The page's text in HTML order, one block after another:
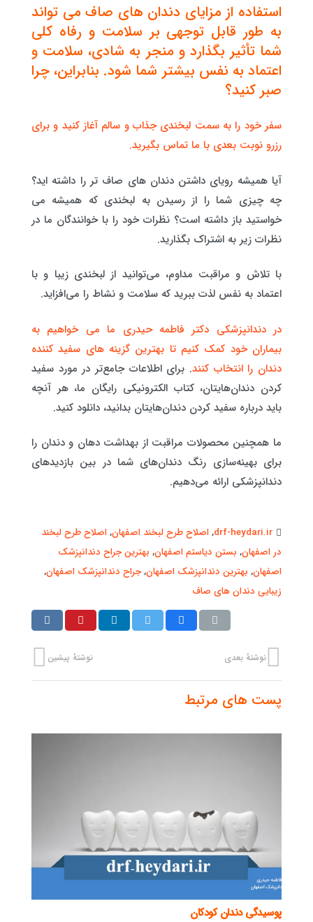
استفاده از مزایای دندان های صاف می تواند
به طور قابل توجهی بر سلامت و رفاه کلی
شما تأثیر بگذارد و منجر به شادی، سلامت و
اعتماد به نفس بیشتر شما شود. بنابراین، چرا
صبر کنید؟
سفر خود را به سمت لبخندی جذاب و سالم آغاز کنید و برای
رزرو نوبت بعدی با ما تماس بگیرید.
آیا همیشه رویای داشتن دندان های صاف تر را داشته اید؟
چه چیزی شما را از رسیدن به لبخندی که همیشه می
خواستید باز داشته است؟ نظرات خود را با خوانندگان ما در
نظرات زیر به اشتراک بگذارید.
با تلاش و مراقبت مداوم، می‌توانید از لبخندی زیبا و با
اعتماد به نفس لذت ببرید که سلامت و نشاط را می‌افزاید.
در دندانپزشکی دکتر فاطمه حیدری ما می خواهیم به
بیماران خود کمک کنیم تا بهترین گزینه های سفید کننده
دندان را انتخاب کنند. برای اطلاعات جامع‌تر در مورد سفید
کردن دندان‌هایتان، کتاب الکترونیکی رایگان ما، هر آنچه
باید درباره سفید کردن دندان‌هایتان بدانید، دانلود کنید.
ما همچنین محصولات مراقبت از بهداشت دهان و دندان را
برای بهینه‌سازی رنگ دندان‌های شما در بین بازدیدهای
دندانپزشکی ارائه می‌دهیم.
drf-heydari.ir
,اصلاح طرح لبخند اصفهان,اصلاح طرح لبخند
در اصفهان, بستن دیاستم اصفهان, بهترین جراح دندانپزشک
اصفهان, بهترین دندانپزشک اصفهان,جراح دندانپزشک اصفهان,
زیبایی دندان های صاف
نوشتهٔ پیشین نوشتهٔ بعدی
پست های مرتبط
پوسیدگی دندان کودکان